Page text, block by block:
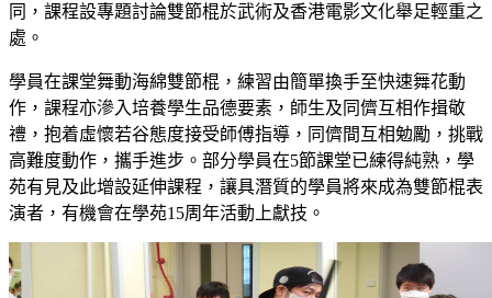
同，課程設專題討論雙節棍於武術及香港電影文化舉足輕重之
處。
學員在課堂舞動海綿雙節棍，練習由簡單換手至快速舞花動
作，課程亦滲入培養學生品德要素，師生及同儕互相作揖敬
禮，抱着虛懷若谷態度接受師傅指導，同儕間互相勉勵，挑戰
高難度動作，攜手進步。部分學員在5節課堂已練得純熟，學
苑有見及此增設延伸課程，讓具潛質的學員將來成為雙節棍表
演者，有機會在學苑15周年活動上獻技。